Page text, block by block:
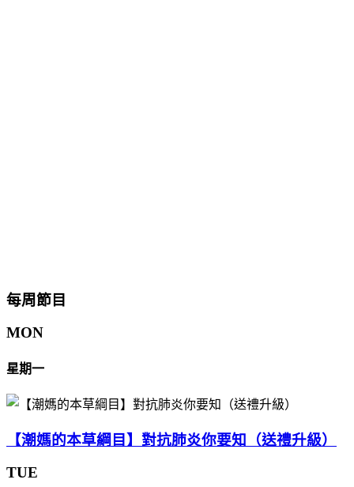
每周節目
MON
星期一
【潮媽的本草綱目】對抗肺炎你要知（送禮升級）
TUE